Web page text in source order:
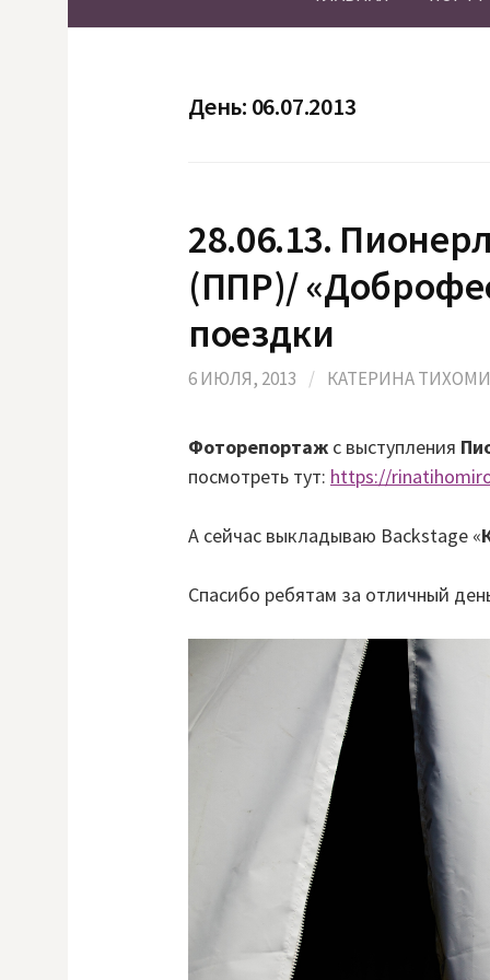
День: 06.07.2013
28.06.13.
(ППР)/
поездки
6 ИЮЛЯ, 2013 / КАТЕРИНА
Фоторепортаж с выступления
посмотреть тут: https://
А сейчас выкладываю Backstage «
Спасибо ребятам за отличный